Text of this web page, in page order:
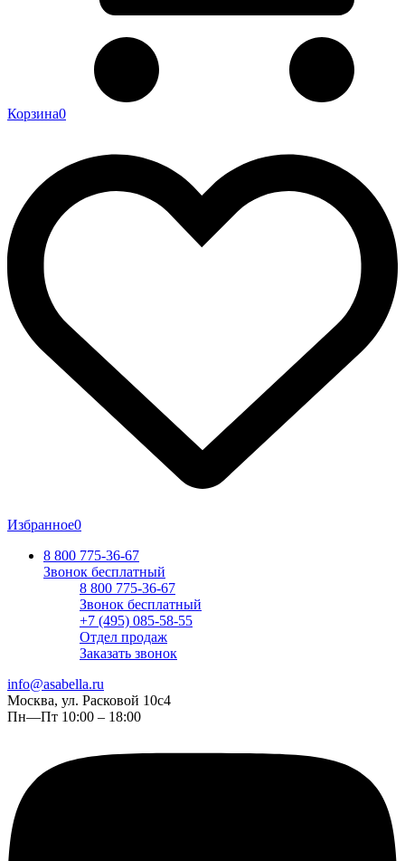
Корзина0
Избранное0
8 800 775-36-67
Звонок бесплатный
8 800 775-36-67
Звонок бесплатный
+7 (495) 085-58-55
Отдел продаж
Заказать звонок
info@asabella.ru
Москва, ул. Расковой 10с4
Пн—Пт 10:00 – 18:00